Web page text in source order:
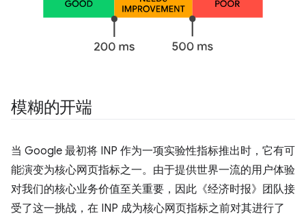
模糊的开端
当 Google 最初将 INP 作为一项实验性指标推出时，它有可
能演变为核心网页指标之一。由于提供世界一流的用户体验
对我们的核心业务价值至关重要，因此《经济时报》团队接
受了这一挑战，在 INP 成为核心网页指标之前对其进行了